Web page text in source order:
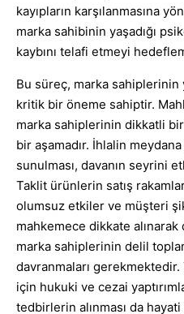
kayıpların karşılanmasına
marka sahibinin yaşadığı
kaybını telafi etmeyi
Bu süreç, marka sahiplerinin
kritik bir öneme sahiptir.
marka sahiplerinin dikkatli
bir aşamadır. İhlalin
sunulması, davanın seyrini
Taklit ürünlerin satış
olumsuz etkiler ve müşteri
mahkemece dikkate
marka sahiplerinin delil
davranmaları gerekmektedir.
için hukuki ve cezai
tedbirlerin alınması da